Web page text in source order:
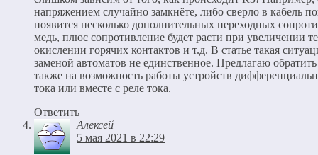
напряжением случайно замкнёте, либо сверло в кабель
появится несколько дополнительных переходных
медь, плюс сопротивление будет расти при увеличении
окислении горячих контактов и т.д. В статье такая
заменой автоматов не единственное. Предлагаю
также на возможность работы устройств
тока или вместе с реле тока.
Ответить
Алексей
5 мая 2021 в 22:29